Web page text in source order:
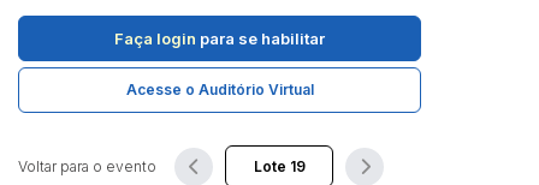
Faça login para se habilitar
Acesse o Auditório Virtual
Voltar para o evento